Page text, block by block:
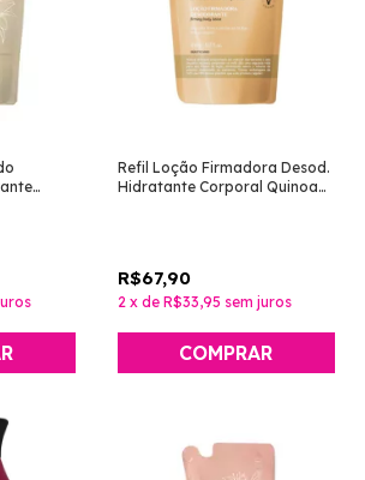
Refil Loção Firmadora Desod.
Hidratante Corporal Quinoa
R$67,90
2 x de R$33,95 sem juros